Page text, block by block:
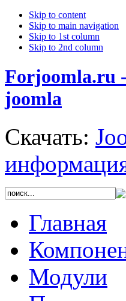
Skip to content
Skip to main navigation
Skip to 1st column
Skip to 2nd column
Forjoomla.ru
joomla
Скачать:
Главная
Модули